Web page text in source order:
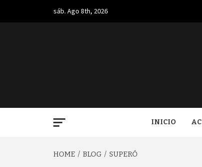
content
sáb. Ago 8th, 2026
INICIO
HOME BLOG SUPERÓ